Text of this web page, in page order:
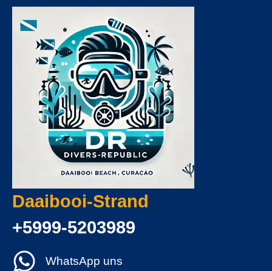
Daaibooi-Strand
+5999-5203989
WhatsApp uns